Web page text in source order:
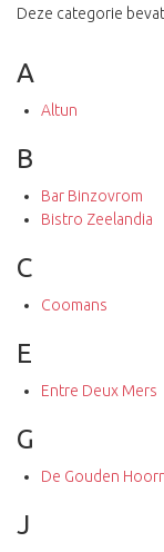
Deze categorie
A
Altun
B
Bar Binzovrom
Bistro Zeelandia
C
Coomans
E
Entre Deux Mers
G
De Gouden
J